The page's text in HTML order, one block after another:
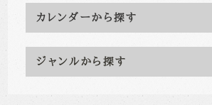
カレンダーから探す
ジャンルから探す